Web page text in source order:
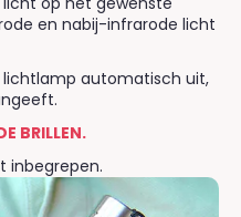
en nabij-infrarode licht
lichtlamp automatisch uit,
BRILLEN.
inbegrepen.